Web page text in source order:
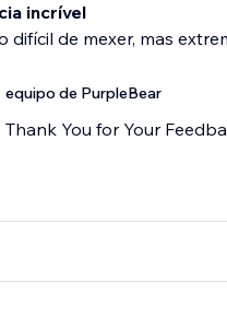
incrível
difícil de mexer, mas
equipo de PurpleBear
Thank You for Your